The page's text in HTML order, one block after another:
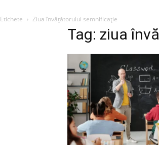
Etichete Ziua învățătorului semnificație
Tag: ziua